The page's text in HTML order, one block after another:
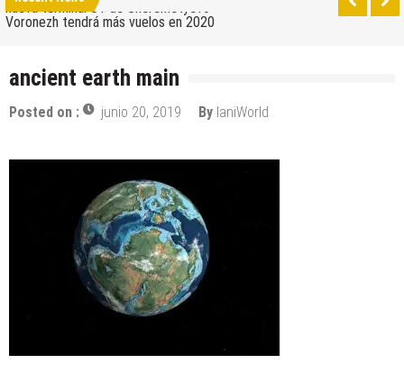
nueva terminal C1 de Sheremetyevo
Voronezh tendrá más vuelos en 2020
Wizz Air expande su base de Skopje y agrega
Tour de Francia 2019: mucha montaña, homenaje a
Eddy Merckx y la ausencia de Chris Froome
Bulgaria y Turquía compiten por albergar la nueva
planta industrial de Volkswagen
¿Cuántas ciudades rusas pueden caber en el
territorio de Moscú al comparar su población?
Turkish Airlines se trasladó al nuevo aeropuerto de
ancient earth main
Posted on : junio 20, 2019 By IaniWorld